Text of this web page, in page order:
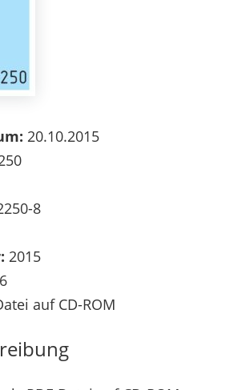
20.10.2015
8
2015
auf CD-ROM